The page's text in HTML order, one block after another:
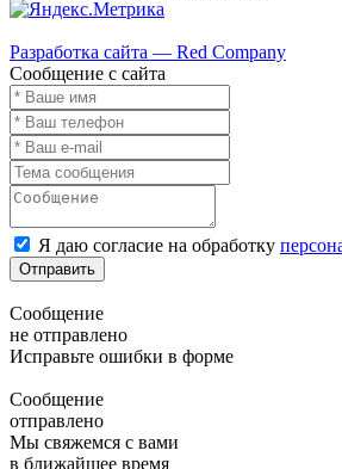
Разработка сайта — Red Company
Сообщение с сайта
Я даю согласие на обработку
Отправить
Сообщение
не отправлено
Исправьте ошибки в форме
Сообщение
отправлено
Мы свяжемся с вами
в ближайшее время